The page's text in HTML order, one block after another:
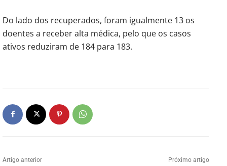
Do lado dos recuperados, foram igualmente 13 os
doentes a receber alta médica, pelo que os casos
ativos reduziram de 184 para 183.
Artigo anterior Próximo artigo